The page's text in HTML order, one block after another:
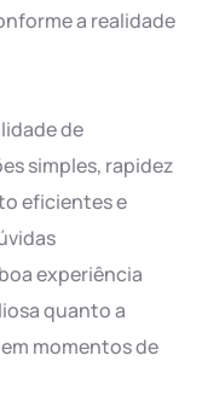
a realidade
de
simples, rapidez
eficientes e
experiência
quanto a
momentos de